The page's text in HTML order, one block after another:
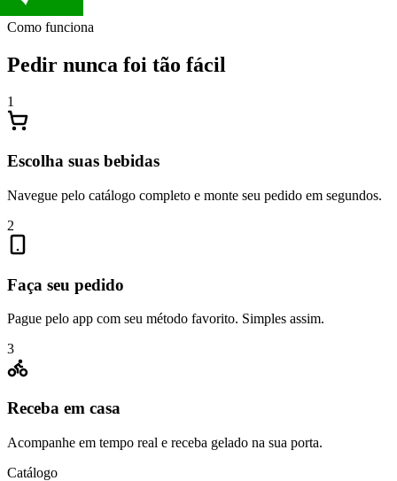
Como funciona
Pedir nunca foi tão fácil
1
Escolha suas bebidas
Navegue pelo catálogo completo e monte seu pedido em segundos.
2
Faça seu pedido
Pague pelo app com seu método favorito. Simples assim.
3
Receba em casa
Acompanhe em tempo real e receba gelado na sua porta.
Catálogo